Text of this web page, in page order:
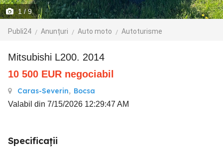
1/ 9
Publi24 Anunțuri Auto moto Autoturisme
Mitsubishi L200. 2014
10 500 EUR negociabil
Caras-Severin, Bocsa
Valabil din 7/15/2026 12:29:47 AM
Specificații